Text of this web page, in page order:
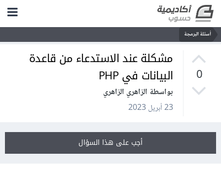
أسئلة البرمجة
0
مشكلة عند الاستدعاء من قاعدة
البيانات في PHP
بواسطة الزاهري الزاهري
23 أبريل 2023
أجب على هذا السؤال